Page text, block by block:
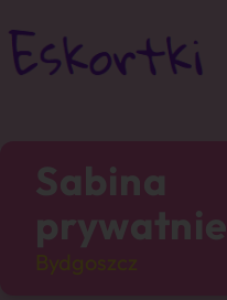
Sabina
prywatnie